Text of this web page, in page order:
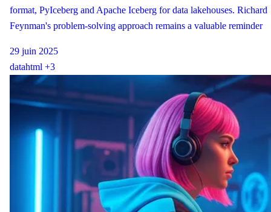
format, PyIceberg and Apache Iceberg for data lakehouses. Richard
Feynman's problem-solving approach remains a valuable reminder
29 juin 2025
datahtml +3